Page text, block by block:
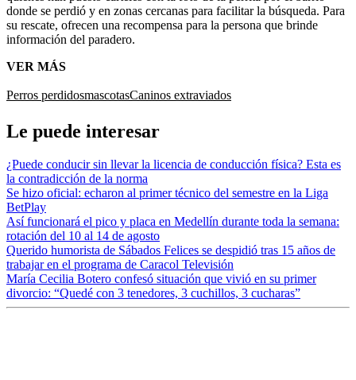
donde se perdió y en zonas cercanas para facilitar la búsqueda. Para
su rescate, ofrecen una recompensa para la persona que brinde
información del paradero.
VER MÁS
Perros perdidosmascotasCaninos extraviados
Le puede interesar
¿Puede conducir sin llevar la licencia de conducción física? Esta es
la contradicción de la norma
Se hizo oficial: echaron al primer técnico del semestre en la Liga
BetPlay
Así funcionará el pico y placa en Medellín durante toda la semana:
rotación del 10 al 14 de agosto
Querido humorista de Sábados Felices se despidió tras 15 años de
trabajar en el programa de Caracol Televisión
María Cecilia Botero confesó situación que vivió en su primer
divorcio: “Quedé con 3 tenedores, 3 cuchillos, 3 cucharas”